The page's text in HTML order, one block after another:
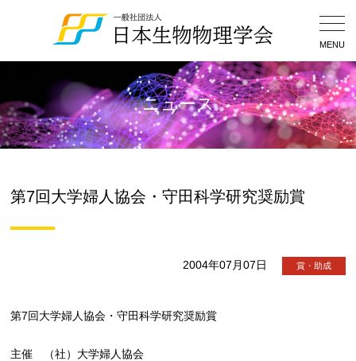
MENU
ニュース
第7回大学婦人協会・守田科学研究奨励賞
2004年07月07日 賞・助成
第7回大学婦人協会・守田科学研究奨励賞
主催 （社）大学婦人協会